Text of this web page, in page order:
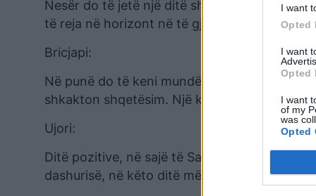
I want
Opted
I want
Opted
I want
of my
was
Opted
Nesër do të jetë një ditë shumë pozitive për
të reja në horizont në të gjitha fushat.
Bricjapi:
Në punë do të keni mundësi të reja me
shkakton shqetësim. Një këshillë për ju:
Ujori:
Ditë pozitive, në sajë të Saturnit i cili do t’ju
dashurisë, në këto ditë më në fund do të